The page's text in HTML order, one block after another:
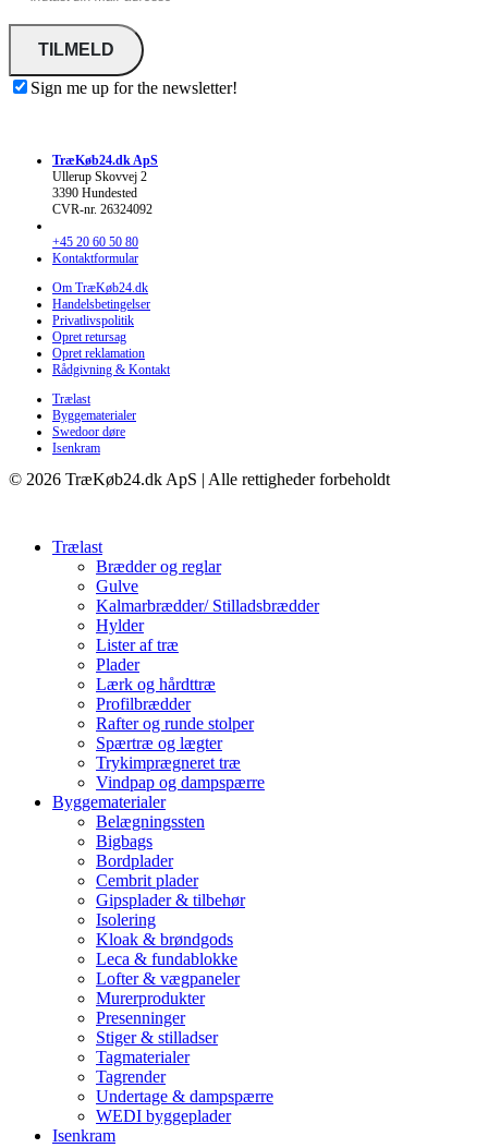
Sign me up for the newsletter!
TræKøb24.dk ApS
Ullerup Skovvej 2
3390 Hundested
CVR-nr. 26324092
+45 20 60 50 80
Kontaktformular
Om TræKøb24.dk
Handelsbetingelser
Privatlivspolitik
Opret retursag
Opret reklamation
Rådgivning & Kontakt
Trælast
Byggematerialer
Swedoor døre
Isenkram
© 2026 TræKøb24.dk ApS | Alle rettigheder forbeholdt
Trælast
Brædder og reglar
Gulve
Kalmarbrædder/ Stilladsbrædder
Hylder
Lister af træ
Plader
Lærk og hårdttræ
Profilbrædder
Rafter og runde stolper
Spærtræ og lægter
Trykimprægneret træ
Vindpap og dampspærre
Byggematerialer
Belægningssten
Bigbags
Bordplader
Cembrit plader
Gipsplader & tilbehør
Isolering
Kloak & brøndgods
Leca & fundablokke
Lofter & vægpaneler
Murerprodukter
Presenninger
Stiger & stilladser
Tagmaterialer
Tagrender
Undertage & dampspærre
WEDI byggeplader
Isenkram